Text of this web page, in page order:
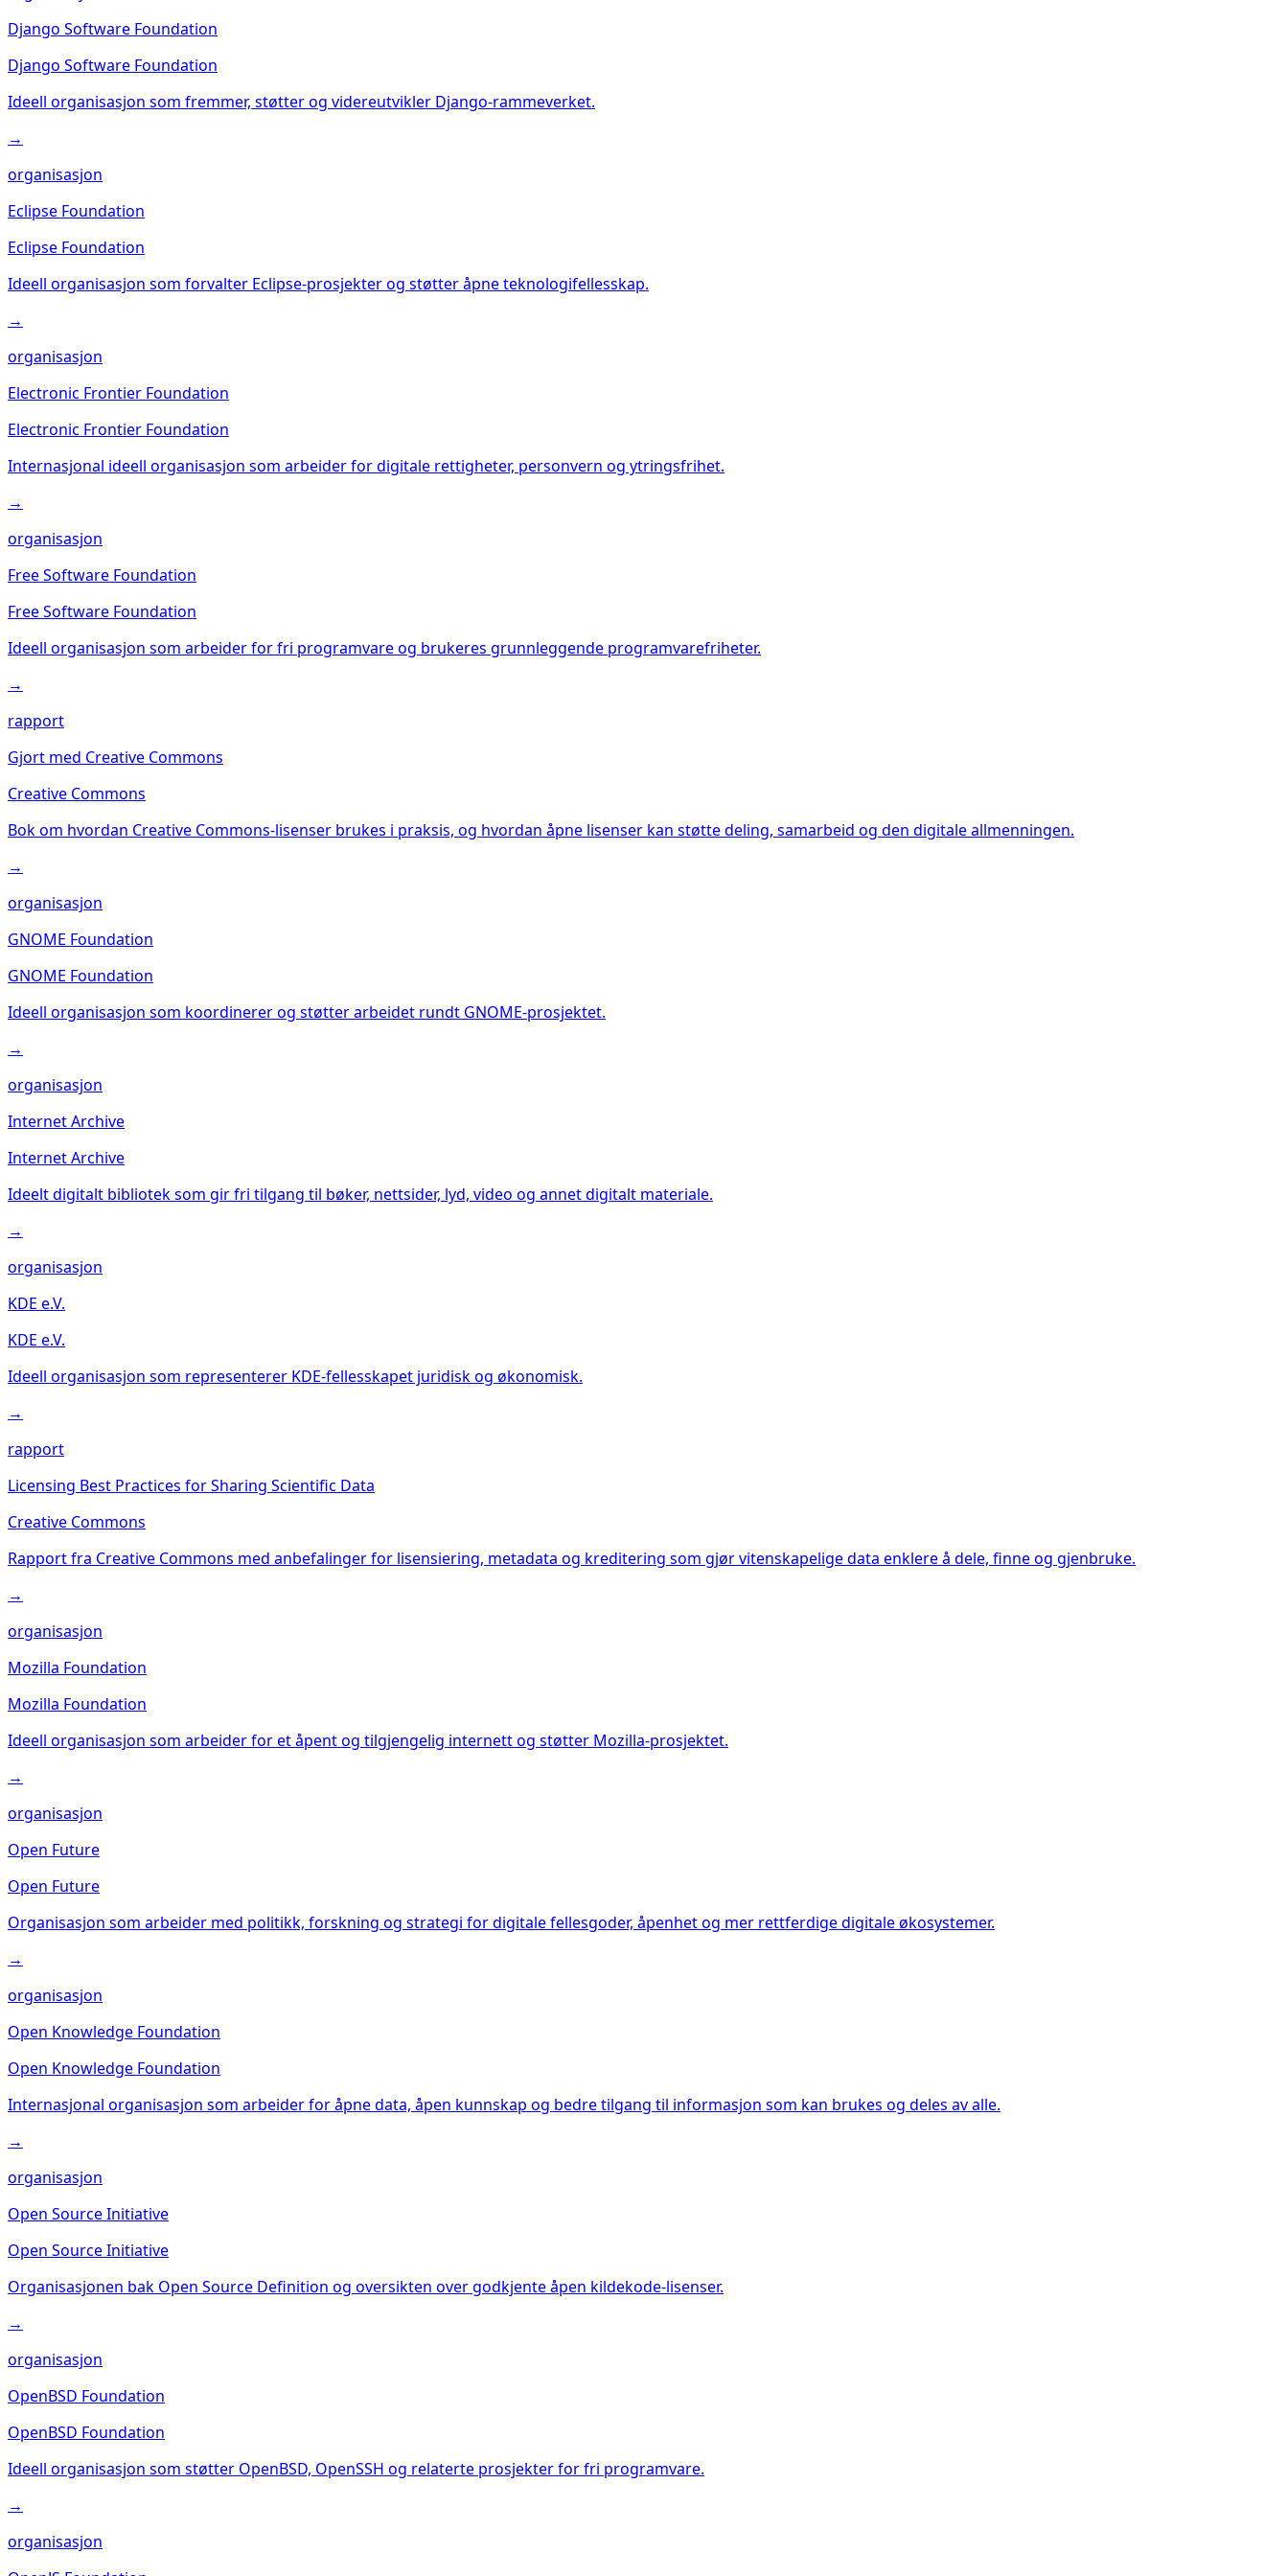
Django Software Foundation
Django Software Foundation
Ideell organisasjon som fremmer, støtter og videreutvikler Django-rammeverket.
→
organisasjon
Eclipse Foundation
Eclipse Foundation
Ideell organisasjon som forvalter Eclipse-prosjekter og støtter åpne teknologifellesskap.
→
organisasjon
Electronic Frontier Foundation
Electronic Frontier Foundation
Internasjonal ideell organisasjon som arbeider for digitale rettigheter, personvern og ytringsfrihet.
→
organisasjon
Free Software Foundation
Free Software Foundation
Ideell organisasjon som arbeider for fri programvare og brukeres grunnleggende programvarefriheter.
→
rapport
Gjort med Creative Commons
Creative Commons
Bok om hvordan Creative Commons-lisenser brukes i praksis, og hvordan åpne lisenser kan støtte deling, samarbeid og den digitale allmenningen.
→
organisasjon
GNOME Foundation
GNOME Foundation
Ideell organisasjon som koordinerer og støtter arbeidet rundt GNOME-prosjektet.
→
organisasjon
Internet Archive
Internet Archive
Ideelt digitalt bibliotek som gir fri tilgang til bøker, nettsider, lyd, video og annet digitalt materiale.
→
organisasjon
KDE e.V.
KDE e.V.
Ideell organisasjon som representerer KDE-fellesskapet juridisk og økonomisk.
→
rapport
Licensing Best Practices for Sharing Scientific Data
Creative Commons
Rapport fra Creative Commons med anbefalinger for lisensiering, metadata og kreditering som gjør vitenskapelige data enklere å dele, finne og gjenbruke.
→
organisasjon
Mozilla Foundation
Mozilla Foundation
Ideell organisasjon som arbeider for et åpent og tilgjengelig internett og støtter Mozilla-prosjektet.
→
organisasjon
Open Future
Open Future
Organisasjon som arbeider med politikk, forskning og strategi for digitale fellesgoder, åpenhet og mer rettferdige digitale økosystemer.
→
organisasjon
Open Knowledge Foundation
Open Knowledge Foundation
Internasjonal organisasjon som arbeider for åpne data, åpen kunnskap og bedre tilgang til informasjon som kan brukes og deles av alle.
→
organisasjon
Open Source Initiative
Open Source Initiative
Organisasjonen bak Open Source Definition og oversikten over godkjente åpen kildekode-lisenser.
→
organisasjon
OpenBSD Foundation
OpenBSD Foundation
Ideell organisasjon som støtter OpenBSD, OpenSSH og relaterte prosjekter for fri programvare.
→
organisasjon